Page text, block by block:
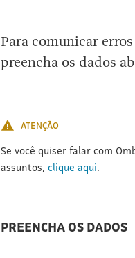
Para comunicar
preencha os dados
ATENÇÃO
Se você quiser falar com
assuntos, clique aqui.
PREENCHA OS DADOS